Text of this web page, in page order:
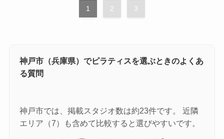
1 2 3
神戸市（兵庫県）でピラティスを選ぶときのよくあ
る質問
神戸市では、掲載スタジオ数は約23件です。 近隣
エリア（7）も含めて比較すると選びやすいです。